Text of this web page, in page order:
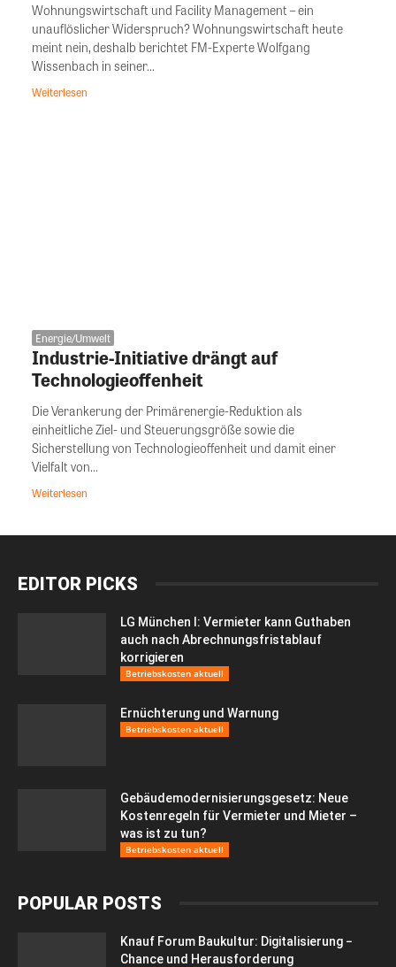
Wohnungswirtschaft und Facility Management – ein
unauflöslicher Widerspruch? Wohnungswirtschaft heute
meint nein, deshalb berichtet FM-Experte Wolfgang
Wissenbach in seiner...
Weiterlesen
Energie/Umwelt
Industrie-Initiative drängt auf
Technologieoffenheit
Die Verankerung der Primärenergie-Reduktion als
einheitliche Ziel- und Steuerungsgröße sowie die
Sicherstellung von Technologieoffenheit und damit einer
Vielfalt von...
Weiterlesen
EDITOR PICKS
LG München I: Vermieter kann Guthaben
auch nach Abrechnungsfristablauf
korrigieren
Betriebskosten aktuell
Ernüchterung und Warnung
Betriebskosten aktuell
Gebäudemodernisierungsgesetz: Neue
Kostenregeln für Vermieter und Mieter –
was ist zu tun?
Betriebskosten aktuell
POPULAR POSTS
Knauf Forum Baukultur: Digitalisierung −
Chance und Herausforderung